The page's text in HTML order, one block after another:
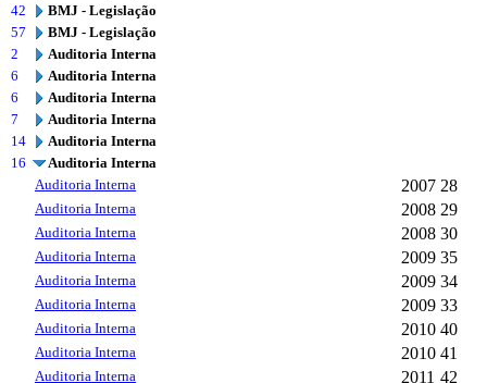
42
BMJ - Legislação
57
BMJ - Legislação
2
Auditoria Interna
6
Auditoria Interna
6
Auditoria Interna
7
Auditoria Interna
14
Auditoria Interna
16
Auditoria Interna
Auditoria Interna
2007 28
Auditoria Interna 2008 29
Auditoria Interna 2008 30
Auditoria Interna 2009 35
Auditoria Interna 2009 34
Auditoria Interna 2009 33
Auditoria Interna 2010 40
Auditoria Interna 2010 41
Auditoria Interna 2011 42